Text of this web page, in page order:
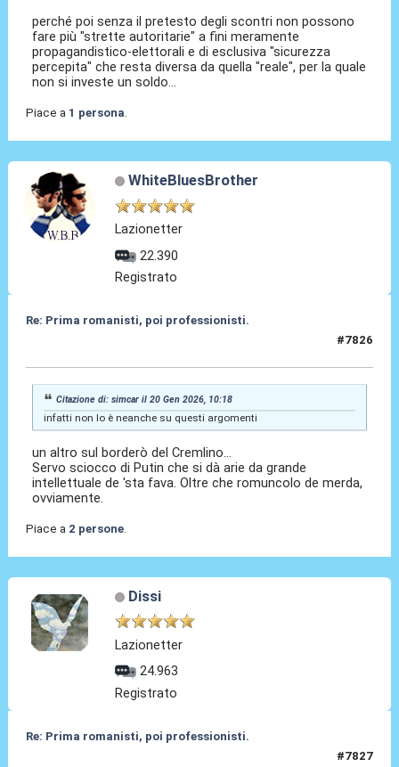
perché poi senza il pretesto degli scontri non possono
fare più "strette autoritarie" a fini meramente
propagandistico-elettorali e di esclusiva "sicurezza
percepita" che resta diversa da quella "reale", per la quale
non si investe un soldo...
Piace a 1 persona
WhiteBluesBrother
Lazionetter
22.390
Registrato
Re: Prima romanisti, poi professionisti.
#7826
Citazione di: simcar il 20 Gen 2026, 10:18
infatti non lo è neanche su questi argomenti
un altro sul borderò del Cremlino...
Servo sciocco di Putin che si dà arie da grande
intellettuale de 'sta fava. Oltre che romuncolo de merda,
ovviamente.
Piace a 2 persone.
Dissi
Lazionetter
24.963
Registrato
Re: Prima romanisti, poi professionisti.
#7827